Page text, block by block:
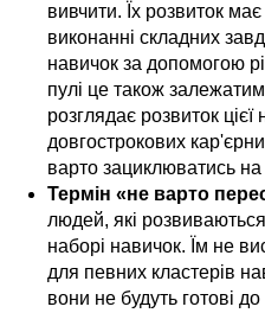
вивчити. Їх розвиток
виконанні складних
навичок за допомогою
пулі це також
розглядає розвиток
довгострокових
варто зациклюватись на
Термін «не варто
людей, які
наборі навичок. Їм не
для певних кластерів
вони не будуть готові